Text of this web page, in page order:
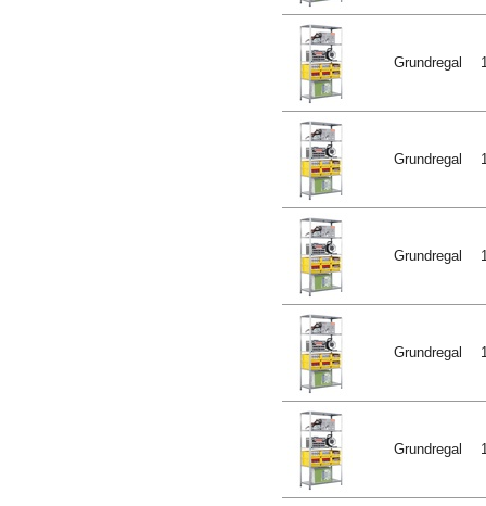
Grundregal
Grundregal
Grundregal
Grundregal
Grundregal